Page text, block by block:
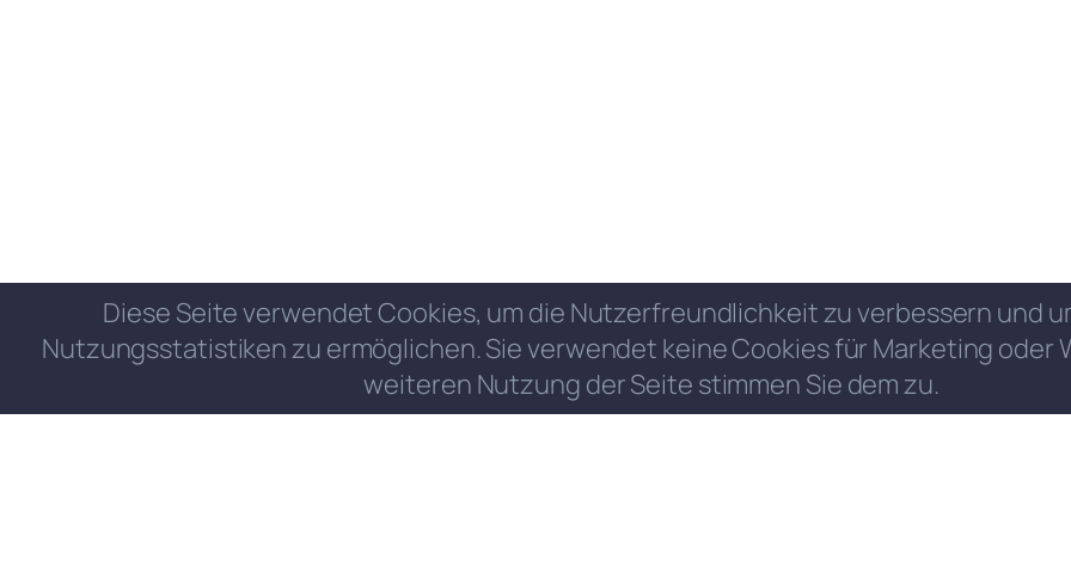
Diese Seite verwendet Cookies, um die Nutzerfreundlichkeit zu verbessern und
Nutzungsstatistiken zu ermöglichen. Sie verwendet keine Cookies für Marketing oder
weiteren Nutzung der Seite stimmen Sie dem zu.